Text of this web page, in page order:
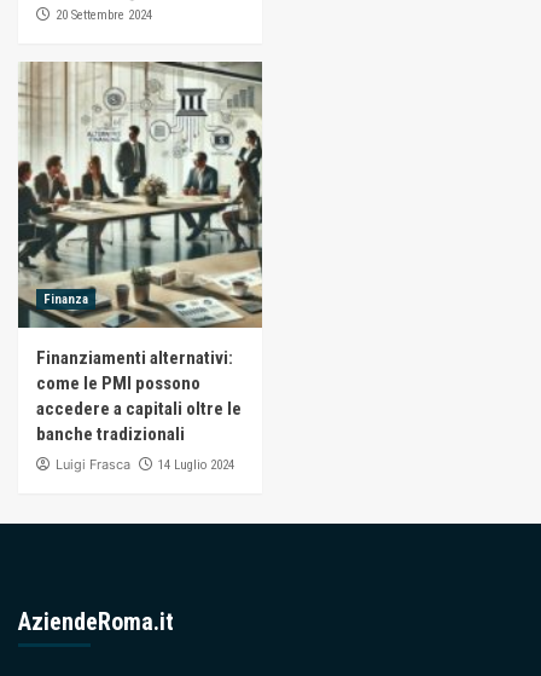
20 Settembre 2024
Finanza
Finanziamenti alternativi:
come le PMI possono
accedere a capitali oltre le
banche tradizionali
Luigi Frasca 14 Luglio 2024
AziendeRoma.it